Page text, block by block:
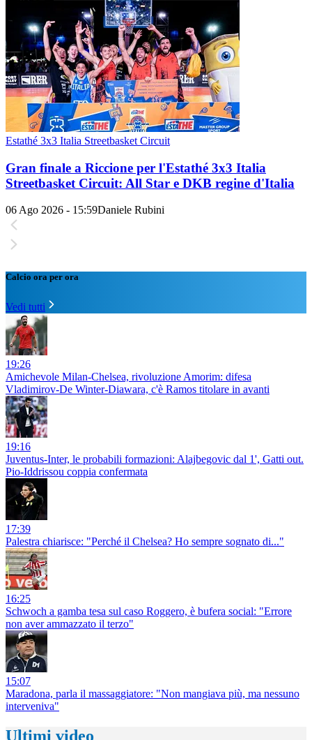
Estathé 3x3 Italia Streetbasket Circuit
Gran finale a Riccione per l'Estathé 3x3 Italia
Streetbasket Circuit: All Star e DKB regine d'Italia
06 Ago 2026 - 15:59Daniele Rubini
Calcio ora per ora
Vedi tutti
19:26
Amichevole Milan-Chelsea, rivoluzione Amorim: difesa
Vladimirov-De Winter-Diawara, c'è Ramos titolare in avanti
19:16
Juventus-Inter, le probabili formazioni: Alajbegovic dal 1', Gatti out.
Pio-Iddrissou coppia confermata
17:39
Palestra chiarisce: "Perché il Chelsea? Ho sempre sognato di..."
16:25
Schwoch a gamba tesa sul caso Roggero, è bufera social: "Errore
non aver ammazzato il terzo"
15:07
Maradona, parla il massaggiatore: "Non mangiava più, ma nessuno
interveniva"
Ultimi video